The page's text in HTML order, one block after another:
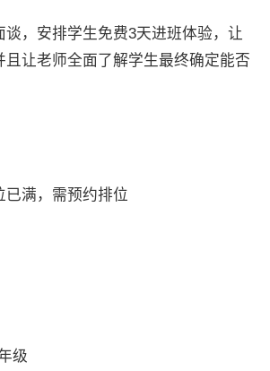
，安排学生免费3天进班体验，让
且让老师全面了解学生最终确定能否
满，需预约排位
级